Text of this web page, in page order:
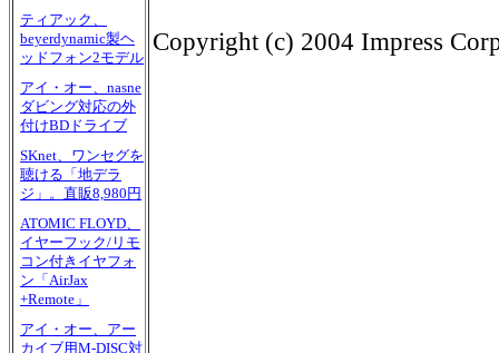
ティアック、
beyerdynamic製ヘ
ッドフォン2モデル
アイ・オー、nasne
ダビング対応の外
付けBDドライブ
SKnet、ワンセグを
聴ける「地デラ
ジ」。直販8,980円
ATOMIC FLOYD、
イヤーフック/リモ
コン付きイヤフォ
ン「AirJax
+Remote」
アイ・オー、アー
カイブ用M-DISC対
Copyright (c) 2004 Impress